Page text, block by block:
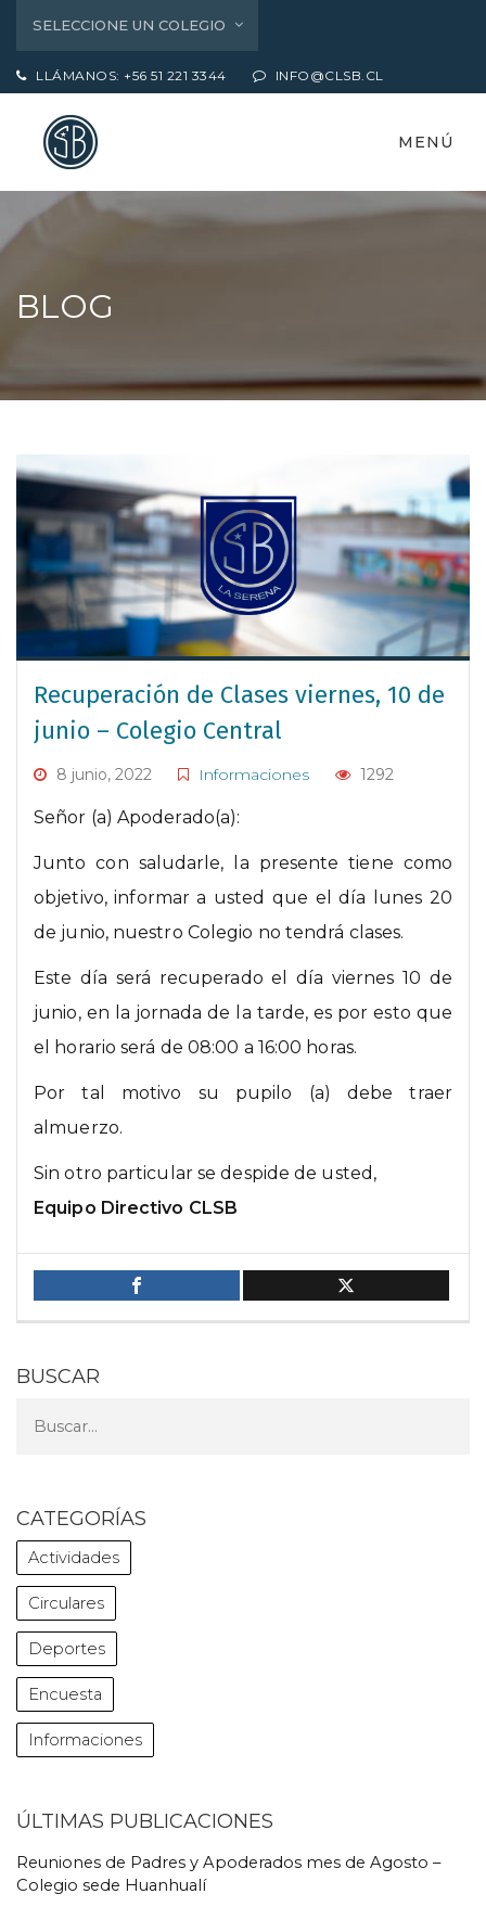
SELECCIONE UN COLEGIO
LLÁMANOS: +56 51 221 3344 INFO@CLSB.CL
MENÚ
BLOG
Recuperación de Clases viernes, 10 de
junio – Colegio Central
8 junio, 2022 Informaciones 1292
Señor (a) Apoderado(a):
Junto con saludarle, la presente tiene como
objetivo, informar a usted que el día lunes 20
de junio, nuestro Colegio no tendrá clases.
Este día será recuperado el día viernes 10 de
junio, en la jornada de la tarde, es por esto que
el horario será de 08:00 a 16:00 horas.
Por tal motivo su pupilo (a) debe traer
almuerzo.
Sin otro particular se despide de usted,
Equipo Directivo CLSB
BUSCAR
CATEGORÍAS
Actividades
Circulares
Deportes
Encuesta
Informaciones
ÚLTIMAS PUBLICACIONES
Reuniones de Padres y Apoderados mes de Agosto –
Colegio sede Huanhualí